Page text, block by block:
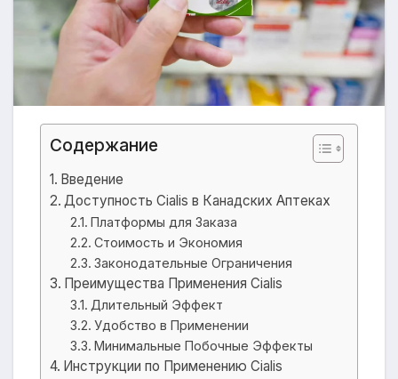
Содержание
Введение
Доступность Cialis в Канадских Аптеках
Платформы для Заказа
Стоимость и Экономия
Законодательные Ограничения
Преимущества Применения Cialis
Длительный Эффект
Удобство в Применении
Минимальные Побочные Эффекты
Инструкции по Применению Cialis